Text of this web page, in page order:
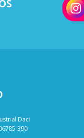
Daci
390